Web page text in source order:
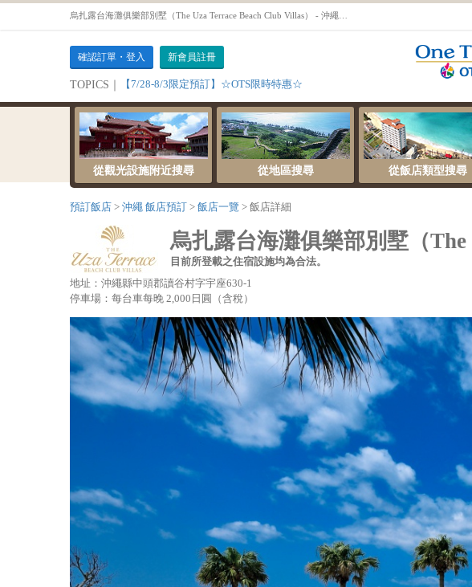
確認訂單・登入 新會員註冊
TOPICS｜ 【7/28-8/3限定預訂】☆OTS限時特惠☆
從觀光設施附近搜尋 從地區搜尋 從飯店類型搜尋
預訂飯店 沖繩 飯店預訂 飯店一覽 飯店詳細
烏扎露台海灘俱樂部別墅（The
目前所登載之住宿設施均為合法。
地址：沖繩縣中頭郡讀谷村字宇座630-1
停車場：每台車每晚 2,000日圓（含稅）